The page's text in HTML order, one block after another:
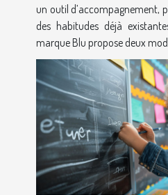
un outil d’accompagnement,
des habitudes déjà
marque Blu propose deux